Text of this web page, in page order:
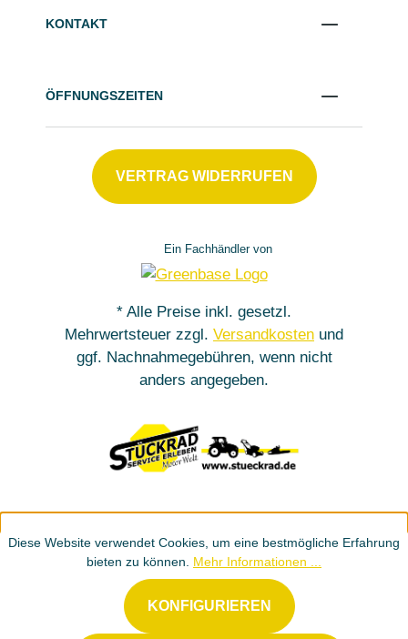
KONTAKT
ÖFFNUNGSZEITEN
VERTRAG WIDERRUFEN
Ein Fachhändler von
* Alle Preise inkl. gesetzl.
Mehrwertsteuer zzgl. Versandkosten und
ggf. Nachnahmegebühren, wenn nicht
anders angegeben.
Diese Website verwendet Cookies, um eine bestmögliche Erfahrung
bieten zu können. Mehr Informationen ...
KONFIGURIEREN